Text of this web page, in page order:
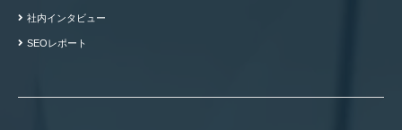
社内インタビュー
SEOレポート